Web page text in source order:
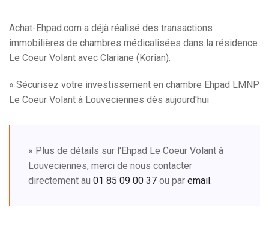
Achat-Ehpad.com a déjà réalisé des transactions
immobilières de chambres médicalisées dans la résidence
Le Coeur Volant avec Clariane (Korian).
» Sécurisez votre investissement en chambre Ehpad LMNP
Le Coeur Volant à Louveciennes dès aujourd'hui
» Plus de détails sur l'Ehpad Le Coeur Volant à
Louveciennes, merci de nous contacter
directement au 01 85 09 00 37 ou par email.